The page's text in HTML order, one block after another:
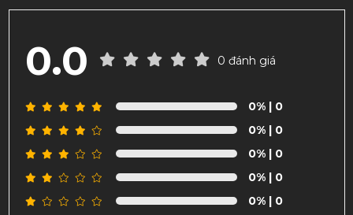
0.0 0 đánh giá
0%| 0
0%| 0
0%| 0
0%| 0
0%| 0